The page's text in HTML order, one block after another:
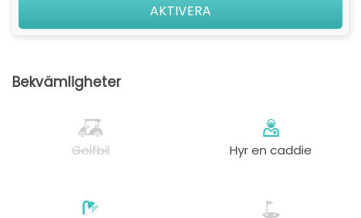
AKTIVERA
Bekvämligheter
Golfbil Hyr en caddie